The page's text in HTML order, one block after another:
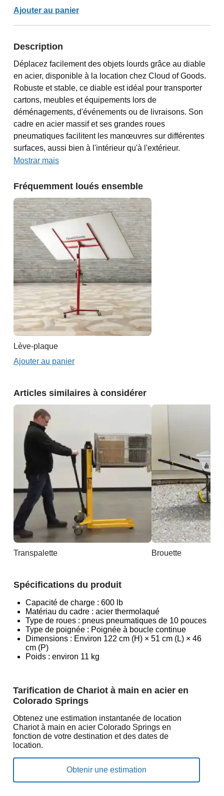
Ajouter au panier
Description
Déplacez facilement des objets lourds grâce au diable
en acier, disponible à la location chez Cloud of Goods.
Robuste et stable, ce diable est idéal pour transporter
cartons, meubles et équipements lors de
déménagements, d'événements ou de livraisons. Son
cadre en acier massif et ses grandes roues
pneumatiques facilitent les manœuvres sur différentes
surfaces, aussi bien à l'intérieur qu'à l'extérieur.
Mostrar mais
Fréquemment loués ensemble
Lève-plaque
Ajouter au panier
Articles similaires à considérer
Transpalette Brouette
Spécifications du produit
Capacité de charge : 600 lb
Matériau du cadre : acier thermolaqué
Type de roues : pneus pneumatiques de 10 pouces
Type de poignée : Poignée à boucle continue
Dimensions : Environ 122 cm (H) × 51 cm (L) × 46
cm (P)
Poids : environ 11 kg
Tarification de Chariot à main en acier en
Colorado Springs
Obtenez une estimation instantanée de location
Chariot à main en acier Colorado Springs en
fonction de votre destination et des dates de
location.